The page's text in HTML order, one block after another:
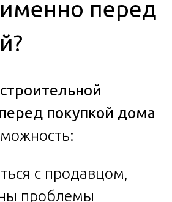
перед
строительной
покупкой дома
с продавцом,
проблемы